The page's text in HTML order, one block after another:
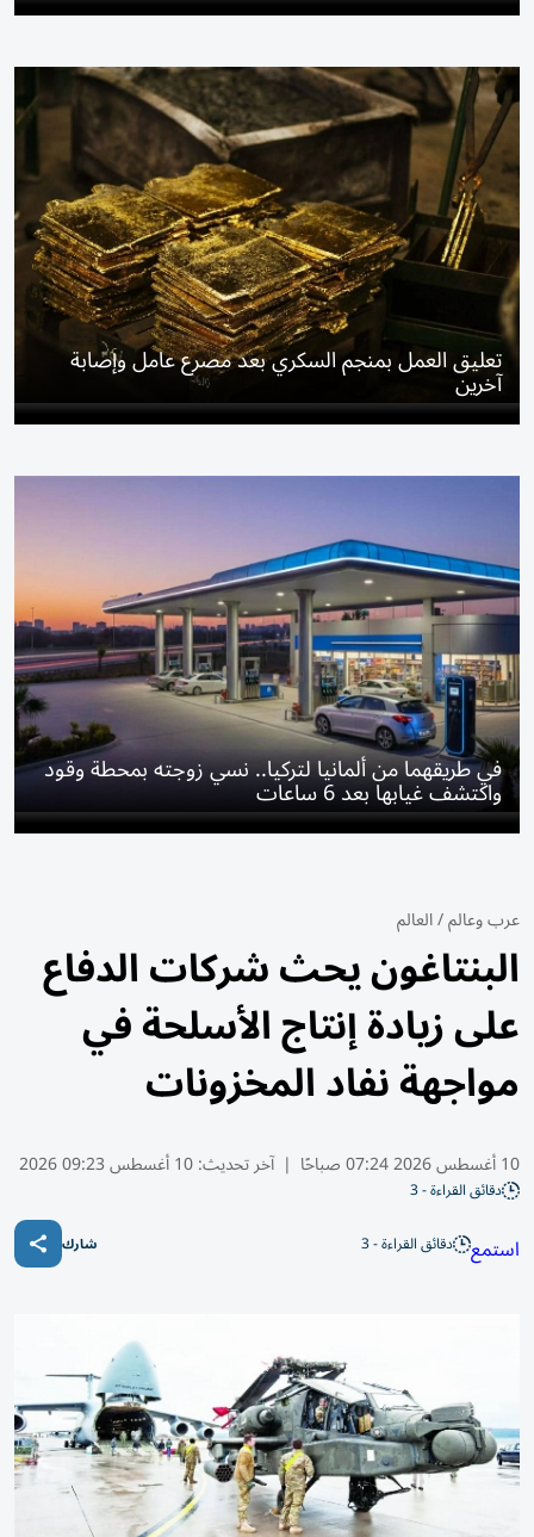
تعليق العمل بمنجم السكري بعد مصرع عامل وإصابة
آخرين
في طريقهما من ألمانيا لتركيا.. نسي زوجته بمحطة وقود
واكتشف غيابها بعد 6 ساعات
عرب وعالم/العالم
البنتاغون يحث شركات الدفاع
على زيادة إنتاج الأسلحة في
مواجهة نفاد المخزونات
10 أغسطس 2026 07:24 صباحًا | آخر تحديث:10 أغسطس 09:23 2026
دقائق القراءة - 3
استمع دقائق القراءة - 3 شارك